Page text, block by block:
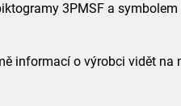
3PMSF a symbolem
informací o výrobci vidět na